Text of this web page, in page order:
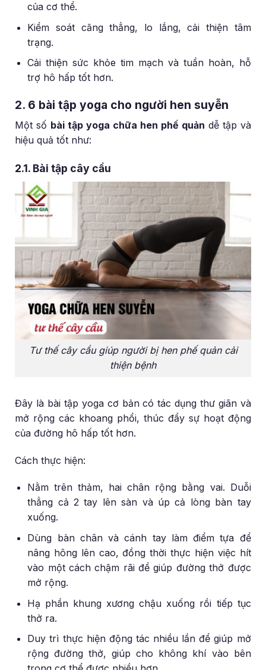
của cơ thể.
Kiểm soát căng thẳng, lo lắng, cải thiện tâm
trạng.
Cải thiện sức khỏe tim mạch và tuần hoàn, hỗ
trợ hô hấp tốt hơn.
2. 6 bài tập yoga cho người hen suyễn
Một số bài tập yoga chữa hen phế quản dễ tập và
hiệu quả tốt như:
2.1. Bài tập cây cầu
Tư thế cây cầu giúp người bị hen phế quản cải
thiện bệnh
Đây là bài tập yoga cơ bản có tác dụng thư giãn và
mở rộng các khoang phổi, thúc đẩy sự hoạt động
của đường hô hấp tốt hơn.
Cách thực hiện:
Nằm trên thảm, hai chân rộng bằng vai. Duỗi
thẳng cả 2 tay lên sàn và úp cả lòng bàn tay
xuống.
Dùng bàn chân và cánh tay làm điểm tựa để
nâng hông lên cao, đồng thời thực hiện việc hít
vào một cách chậm rãi để giúp đường thở được
mở rộng.
Hạ phần khung xương chậu xuống rồi tiếp tục
thở ra.
Duy trì thực hiện động tác nhiều lần để giúp mở
rộng đường thở, giúp cho không khí vào bên